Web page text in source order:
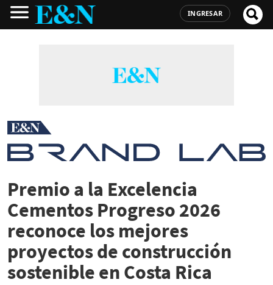
INGRESAR
Premio a la Excelencia
Cementos Progreso 2026
reconoce los mejores
proyectos de construcción
sostenible en Costa Rica